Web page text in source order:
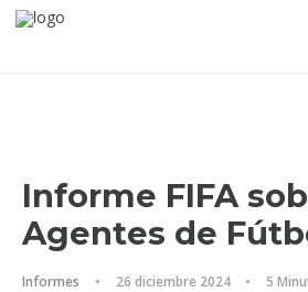
Informe FIFA
Agentes de
Informes • 26 diciembre 2024 • 5